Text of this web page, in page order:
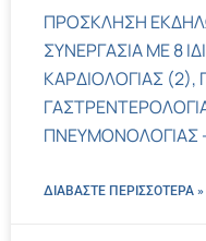
ΠΡΟΣΚΛΗΣΗ
ΣΥΝΕΡΓΑΣΙΑ ΜΕ 8
ΚΑΡΔΙΟΛΟΓΙΑΣ (2),
ΠΝΕΥΜΟΝΟΛΟΓΙΑΣ
ΔΙΑΒΑΣΤΕ ΠΕΡΙΣΣΌΤΕΡΑ »